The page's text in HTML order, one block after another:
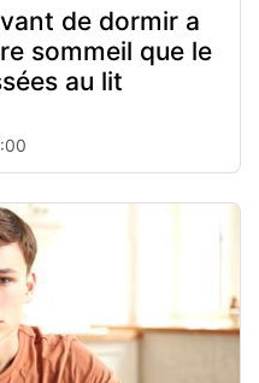
de dormir a
sommeil que le
au lit